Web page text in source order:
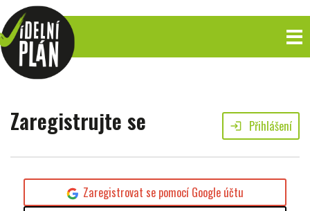
Zaregistrujte se login Přihlášení
Zaregistrovat se pomocí Google účtu